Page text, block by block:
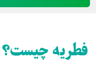
فطریه چیست؟